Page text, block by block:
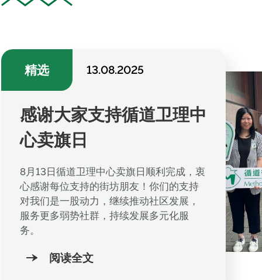
精选 13.08.2025
感谢大家支持循道卫理中
心卖旗日
8月13日循道卫理中心卖旗日顺利完成，衷
心感谢每位支持的街坊朋友！你们的支持
对我们是一股动力，继续推动社区发展，
服务更多弱势社群，持续发展多元化服
务。
阅读全文